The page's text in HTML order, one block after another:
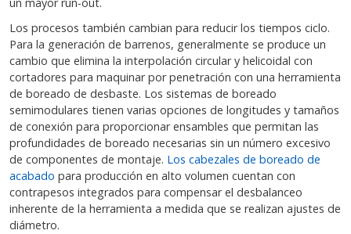
un mayor run-out.
Los procesos también cambian para reducir los tiempos ciclo.
Para la generación de barrenos, generalmente se produce un
cambio que elimina la interpolación circular y helicoidal con
cortadores para maquinar por penetración con una herramienta
de boreado de desbaste. Los sistemas de boreado
semimodulares tienen varias opciones de longitudes y tamaños
de conexión para proporcionar ensambles que permitan las
profundidades de boreado necesarias sin un número excesivo
de componentes de montaje. Los cabezales de boreado de
acabado para producción en alto volumen cuentan con
contrapesos integrados para compensar el desbalanceo
inherente de la herramienta a medida que se realizan ajustes de
diámetro.